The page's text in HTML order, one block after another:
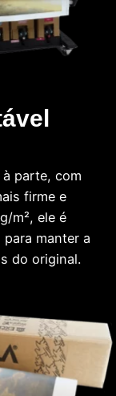
parte, com
firme e
m², ele é
manter a
do original.